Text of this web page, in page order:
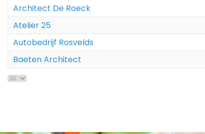
Architect De Roeck
Atelier 25
Autobedrijf Rosvelds
Baeten Architect